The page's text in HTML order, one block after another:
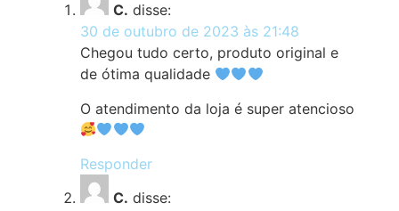
C. disse:
30 de outubro de 2023 às 21:48
Chegou tudo certo, produto original e
de ótima qualidade
O atendimento da loja é super atencioso
Responder
C. disse: